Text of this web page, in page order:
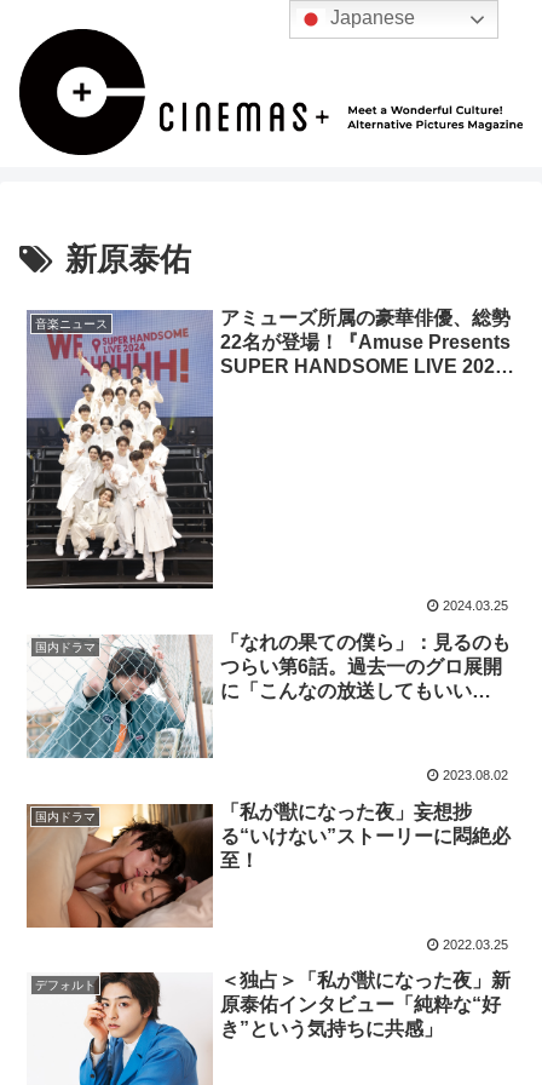
新原泰佑
音楽ニュース
アミューズ所属の豪華俳優、総勢
22名が登場！『Amuse Presents
SUPER HANDSOME LIVE 2024
2024.03.25
国内ドラマ
「なれの果ての僕ら」：見るのも
つらい第6話。過去一のグロ展開
に「こんなの放送してもいい
2023.08.02
国内ドラマ
「私が獣になった夜」妄想捗
る“いけない”ストーリーに悶絶必
至！
2022.03.25
デフォルト
＜独占＞「私が獣になった夜」新
原泰佑インタビュー「純粋な“好
Japanese